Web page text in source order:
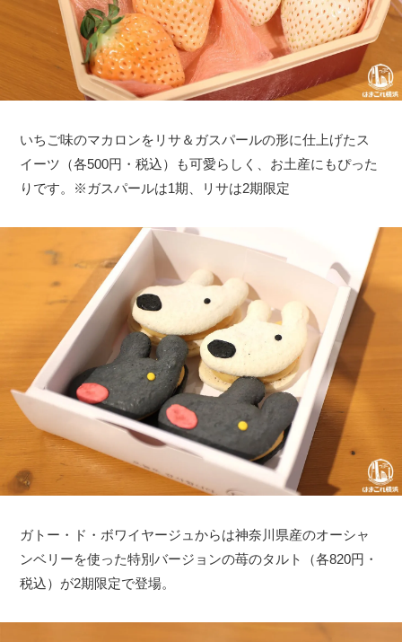
いちご味のマカロンをリサ＆ガスパールの形に仕上げたス
イーツ（各500円・税込）も可愛らしく、お土産にもぴった
りです。※ガスパールは1期、リサは2期限定
ガトー・ド・ボワイヤージュからは神奈川県産のオーシャ
ンベリーを使った特別バージョンの苺のタルト（各820円・
税込）が2期限定で登場。